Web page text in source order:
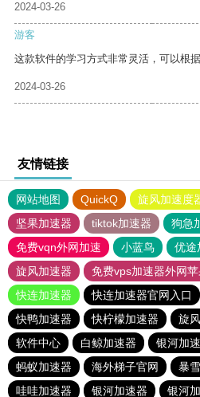
2024-03-26
游客
这款软件的学习方式非常灵活，可以根
2024-03-26
友情链接
网站地图 QuickQ 旋风加速度
坚果加速器
tiktok加速器
狗急
免费vqn外网加速
小蓝鸟 优途
旋风加速器
免费vps加速器外网
快连加速器
快连加速器官网入口
快鸭加速器
快柠檬加速器 旋
软件中心
白鲸加速器 银河加
蚂蚁加速器
海外梯子官网 暴
哇哇加速器
银河加速器 银河